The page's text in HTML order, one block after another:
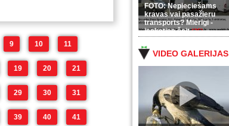
FOTO: Nepieciešams
kravas vai pasažieru
transports? Mierīgi -
ieskaties šeit(35)
VIDEO GALERIJAS
9 10 11
19 20 21
29 30 31
39 40 41